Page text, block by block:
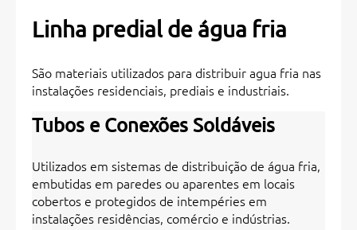
Linha predial de água fria
São materiais utilizados para distribuir agua fria nas
instalações residenciais, prediais e industriais.
Tubos e Conexões Soldáveis
Utilizados em sistemas de distribuição de água fria,
embutidas em paredes ou aparentes em locais
cobertos e protegidos de intempéries em
instalações residências, comércio e indústrias.